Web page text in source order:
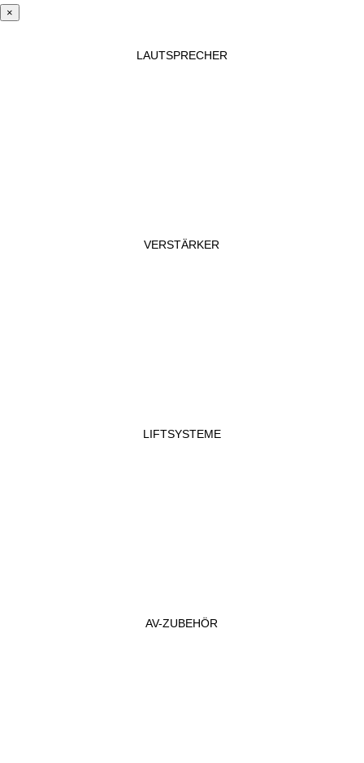
×
LAUTSPRECHER
VERSTÄRKER
LIFTSYSTEME
AV-ZUBEHÖR